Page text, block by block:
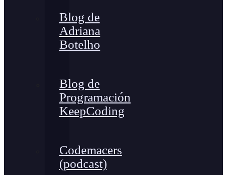
Blog de
Adriana
Botelho
Blog de
Programación
KeepCoding
Codemacers
(podcast)